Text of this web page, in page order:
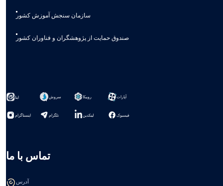
سازمان سنجش آموزش کشور
صندوق حمایت از پژوهشگران و فناوران کشور
ایتا سروش روبیکا آپارات
اینستاگرام تلگرام لینکدین فیسبوک
تماس با ما
آدرس